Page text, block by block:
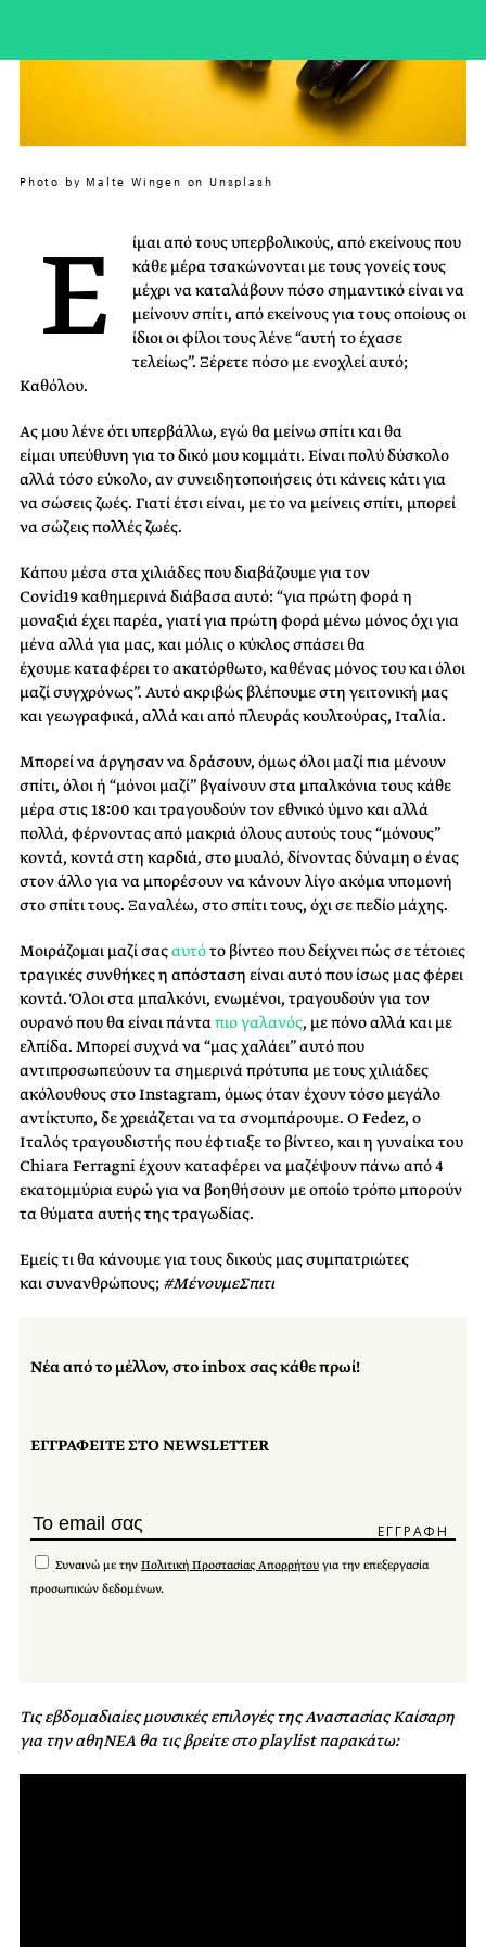
Photo by Malte Wingen on Unsplash
Ε
ίμαι από τους υπερβολικούς, από εκείνους που
κάθε μέρα τσακώνονται με τους γονείς τους
μέχρι να καταλάβουν πόσο σημαντικό είναι να
μείνουν σπίτι, από εκείνους για τους οποίους οι
ίδιοι οι φίλοι τους λένε “αυτή το έχασε
τελείως”. Ξέρετε πόσο με ενοχλεί αυτό;
Καθόλου.
Ας μου λένε ότι υπερβάλλω, εγώ θα μείνω σπίτι και θα
είμαι υπεύθυνη για το δικό μου κομμάτι. Είναι πολύ δύσκολο
αλλά τόσο εύκολο, αν συνειδητοποιήσεις ότι κάνεις κάτι για
να σώσεις ζωές. Γιατί έτσι είναι, με το να μείνεις σπίτι, μπορεί
να σώζεις πολλές ζωές.
Κάπου μέσα στα χιλιάδες που διαβάζουμε για τον
Covid19 καθημερινά διάβασα αυτό: “για πρώτη φορά η
μοναξιά έχει παρέα, γιατί για πρώτη φορά μένω μόνος όχι για
μένα αλλά για μας, και μόλις ο κύκλος σπάσει θα
έχουμε καταφέρει το ακατόρθωτο, καθένας μόνος του και όλοι
μαζί συγχρόνως”. Αυτό ακριβώς βλέπουμε στη γειτονική μας
και γεωγραφικά, αλλά και από πλευράς κουλτούρας, Ιταλία.
Μπορεί να άργησαν να δράσουν, όμως όλοι μαζί πια μένουν
σπίτι, όλοι ή “μόνοι μαζί” βγαίνουν στα μπαλκόνια τους κάθε
μέρα στις 18:00 και τραγουδούν τον εθνικό ύμνο και αλλά
πολλά, φέρνοντας από μακριά όλους αυτούς τους “μόνους”
κοντά, κοντά στη καρδιά, στο μυαλό, δίνοντας δύναμη ο ένας
στον άλλο για να μπορέσουν να κάνουν λίγο ακόμα υπομονή
στο σπίτι τους. Ξαναλέω, στο σπίτι τους, όχι σε πεδίο μάχης.
Μοιράζομαι μαζί σαςαυτότο βίντεο που δείχνει πώς σε τέτοιες
τραγικές συνθήκες η απόσταση είναι αυτό που ίσως μας φέρει
κοντά. Όλοι στα μπαλκόνι, ενωμένοι, τραγουδούν για τον
ουρανό που θα είναι πάνταπιο γαλανός, με πόνο αλλά και με
ελπίδα. Μπορεί συχνά να “μας χαλάει” αυτό που
αντιπροσωπεύουν τα σημερινά πρότυπα με τους χιλιάδες
ακόλουθους στο Instagram, όμως όταν έχουν τόσο μεγάλο
αντίκτυπο, δε χρειάζεται να τα σνομπάρουμε. Ο Fedez, ο
Ιταλός τραγουδιστής που έφτιαξε το βίντεο, και η γυναίκα του
Chiara Ferragni έχουν καταφέρει να μαζέψουν πάνω από 4
εκατομμύρια ευρώ για να βοηθήσουν με οποίο τρόπο μπορούν
τα θύματα αυτής της τραγωδίας.
Εμείς τι θα κάνουμε για τους δικούς μας συμπατριώτες
και συνανθρώπους; #ΜένουμεΣπιτι
Νέα από το μέλλον, στο inbox σας κάθε πρωί!
ΕΓΓΡΑΦΕΙΤΕ ΣΤΟ NEWSLETTER
Συναινώ με την Πολιτική Προστασίας Απορρήτου για την επεξεργασία
προσωπικών δεδομένων.
Τις εβδομαδιαίες μουσικές επιλογές της Αναστασίας Καίσαρη
για την αθηΝΕΑ θα τις βρείτε στο playlist παρακάτω: